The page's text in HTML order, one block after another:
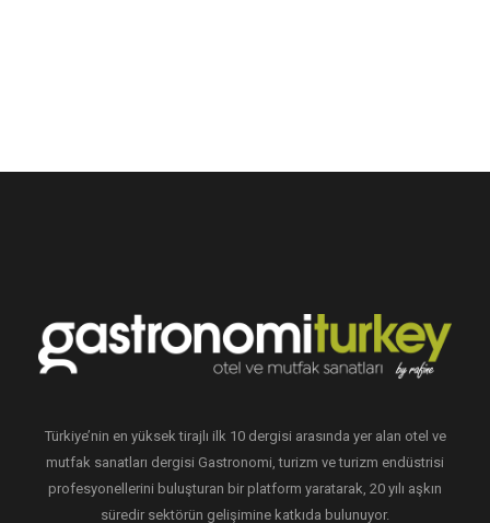
Türkiye’nin en yüksek tirajlı ilk 10 dergisi arasında yer alan otel ve
mutfak sanatları dergisi Gastronomi, turizm ve turizm endüstrisi
profesyonellerini buluşturan bir platform yaratarak, 20 yılı aşkın
süredir sektörün gelişimine katkıda bulunuyor.